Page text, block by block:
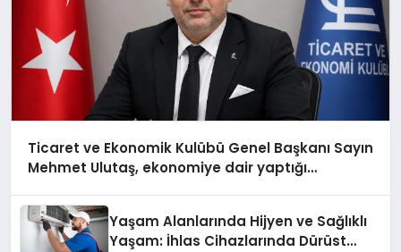
Ticaret ve Ekonomik Kulübü Genel Başkanı Sayın
Mehmet Ulutaş, ekonomiye dair yaptığı
Yaşam Alanlarında Hijyen ve Sağlıklı
Yaşam: İhlas Cihazlarında Dürüst